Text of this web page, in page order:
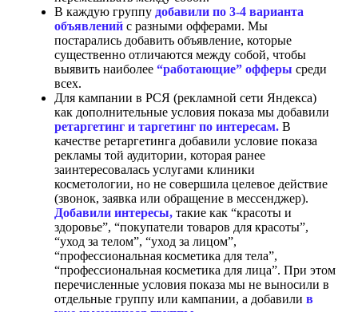
В каждую группу добавили по 3-4 варианта
объявлений с разными офферами. Мы
постарались добавить объявление, которые
существенно отличаются между собой, чтобы
выявить наиболее “работающие” офферы среди
всех.
Для кампании в РСЯ (рекламной сети Яндекса)
как дополнительные условия показа мы добавили
ретаргетинг и таргетинг по интересам. В
качестве ретаргетинга добавили условие показа
рекламы той аудитории, которая ранее
заинтересовалась услугами клиники
косметологии, но не совершила целевое действие
(звонок, заявка или обращение в мессенджер).
Добавили интересы, такие как “красоты и
здоровье”, “покупатели товаров для красоты”,
“уход за телом”, “уход за лицом”,
“профессиональная косметика для тела”,
“профессиональная косметика для лица”. При этом
перечисленные условия показа мы не выносили в
отдельные группу или кампании, а добавили в